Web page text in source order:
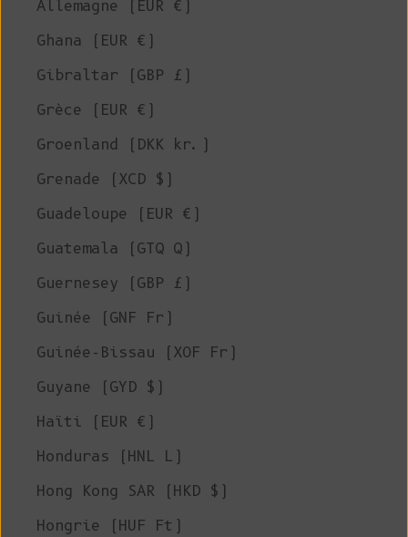
Allemagne (EUR €)
Ghana (EUR €)
Gibraltar (GBP £)
Grèce (EUR €)
Groenland (DKK kr.)
Grenade (XCD $)
Guadeloupe (EUR €)
Guatemala (GTQ Q)
Guernesey (GBP £)
Guinée (GNF Fr)
Guinée-Bissau (XOF Fr)
Guyane (GYD $)
Haïti (EUR €)
Honduras (HNL L)
Hong Kong SAR (HKD $)
Hongrie (HUF Ft)